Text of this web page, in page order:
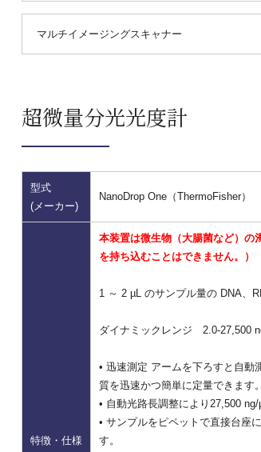
マルチイメージングスキャナー
超微量分光光度計
型式
(メーカー)
NanoDrop One（ThermoFisher）
特徴・仕様
本装置は微生物（大腸菌など）の
を持ち込むことはできません。）
1 ～ 2 µL のサンプル量の DNA、
ダイナミックレンジ 2.0-27,500
• 迅速測定 アームを下ろすと自動
質を迅速かつ簡単に定量できます。
• 自動光路長調整により27,500
• サンプルをピペットで直接台座
す。